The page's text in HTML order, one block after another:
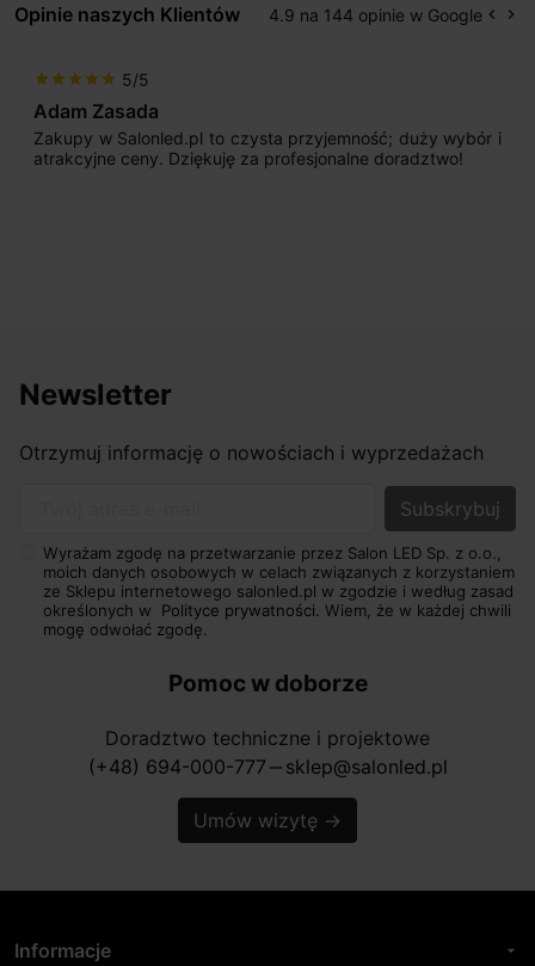
Opinie naszych Klientów 4.9 na 144 opinie w Google keyboard_arrow_left keyboard_arrow_right
star star star star star 5/5
Adam Zasada
Zakupy w Salonled.pl to czysta przyjemność; duży wybór i
atrakcyjne ceny. Dziękuję za profesjonalne doradztwo!
Newsletter
Otrzymuj informację o nowościach i wyprzedażach
Wyrażam zgodę na przetwarzanie przez Salon LED Sp. z o.o.,
moich danych osobowych w celach związanych z korzystaniem
ze Sklepu internetowego salonled.pl w zgodzie i według zasad
określonych w Polityce prywatności. Wiem, że w każdej chwili
mogę odwołać zgodę.
Pomoc w doborze
Doradztwo techniczne i projektowe
(+48) 694-000-777 horizontal_rule sklep@salonled.pl
Umów wizytę →
Informacje arrow_drop_down